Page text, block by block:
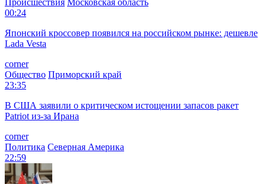
00:24
Японский кроссовер появился на российском рынке: дешевле
Lada Vesta
corner
Общество Приморский край
23:35
В США заявили о критическом истощении запасов ракет
Patriot из-за Ирана
corner
Политика Северная Америка
22:59